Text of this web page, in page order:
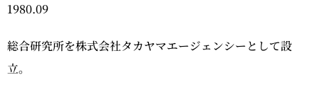
1980.09
総合研究所を株式会社タカヤマエージェンシーとして設
立。